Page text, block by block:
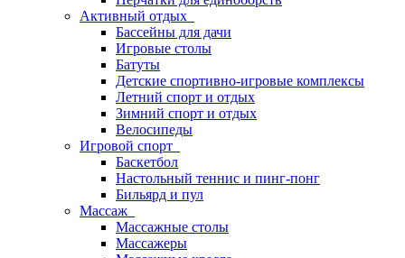
Активный отдых
Бассейны для дачи
Игровые столы
Батуты
Детские спортивно-игровые комплексы
Летний спорт и отдых
Зимний спорт и отдых
Велосипеды
Игровой спорт
Баскетбол
Настольный теннис и пинг-понг
Бильярд и пул
Массаж
Массажные столы
Массажеры